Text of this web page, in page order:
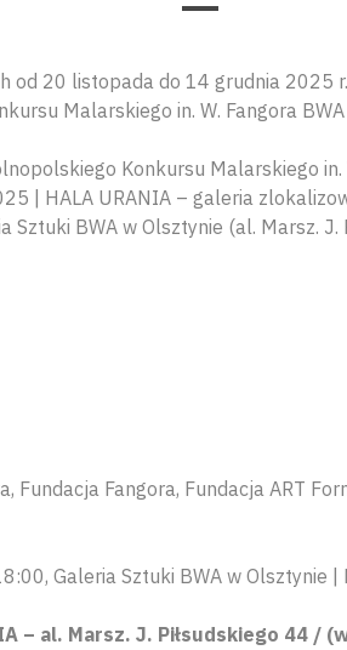
od 20 listopada do 14 grudnia 2025
Malarskiego in. W. Fangora
Konkursu Malarskiego in.
| HALA URANIA – galeria
Sztuki BWA w Olsztynie (al. Marsz. J.
Fundacja Fangora, Fundacja ART
Galeria Sztuki BWA w Olsztynie |
– al. Marsz. J. Piłsudskiego 44 /